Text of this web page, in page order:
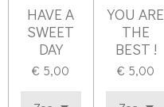
HAVE A
SWEET
DAY
€ 5,00
YOU ARE
THE
BEST !
€ 5,00